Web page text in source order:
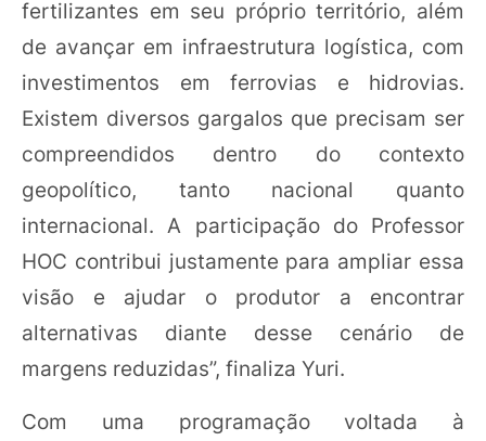
fertilizantes em seu próprio território, além
de avançar em infraestrutura logística, com
investimentos em ferrovias e hidrovias.
Existem diversos gargalos que precisam ser
compreendidos dentro do contexto
geopolítico, tanto nacional quanto
internacional. A participação do Professor
HOC contribui justamente para ampliar essa
visão e ajudar o produtor a encontrar
alternativas diante desse cenário de
margens reduzidas”, finaliza Yuri.
Com uma programação voltada à